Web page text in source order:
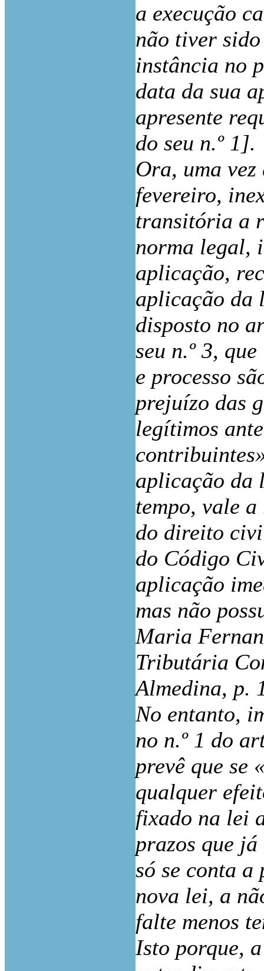
a execução
não tiver
instância no
data da sua
apresente
do seu n.º 1].
Ora, uma
fevereiro,
transitória a
norma legal,
aplicação,
aplicação da
disposto no
seu n.º 3,
e processo
prejuízo das
legítimos
aplicação da
tempo, vale
do direito
do Código
aplicação
mas não
Maria
Tributária
Almedina, p.
No entanto,
no n.º 1 do
prevê que se
qualquer
fixado na lei
prazos que
só se conta
nova lei, a
falte menos
Isto porque,